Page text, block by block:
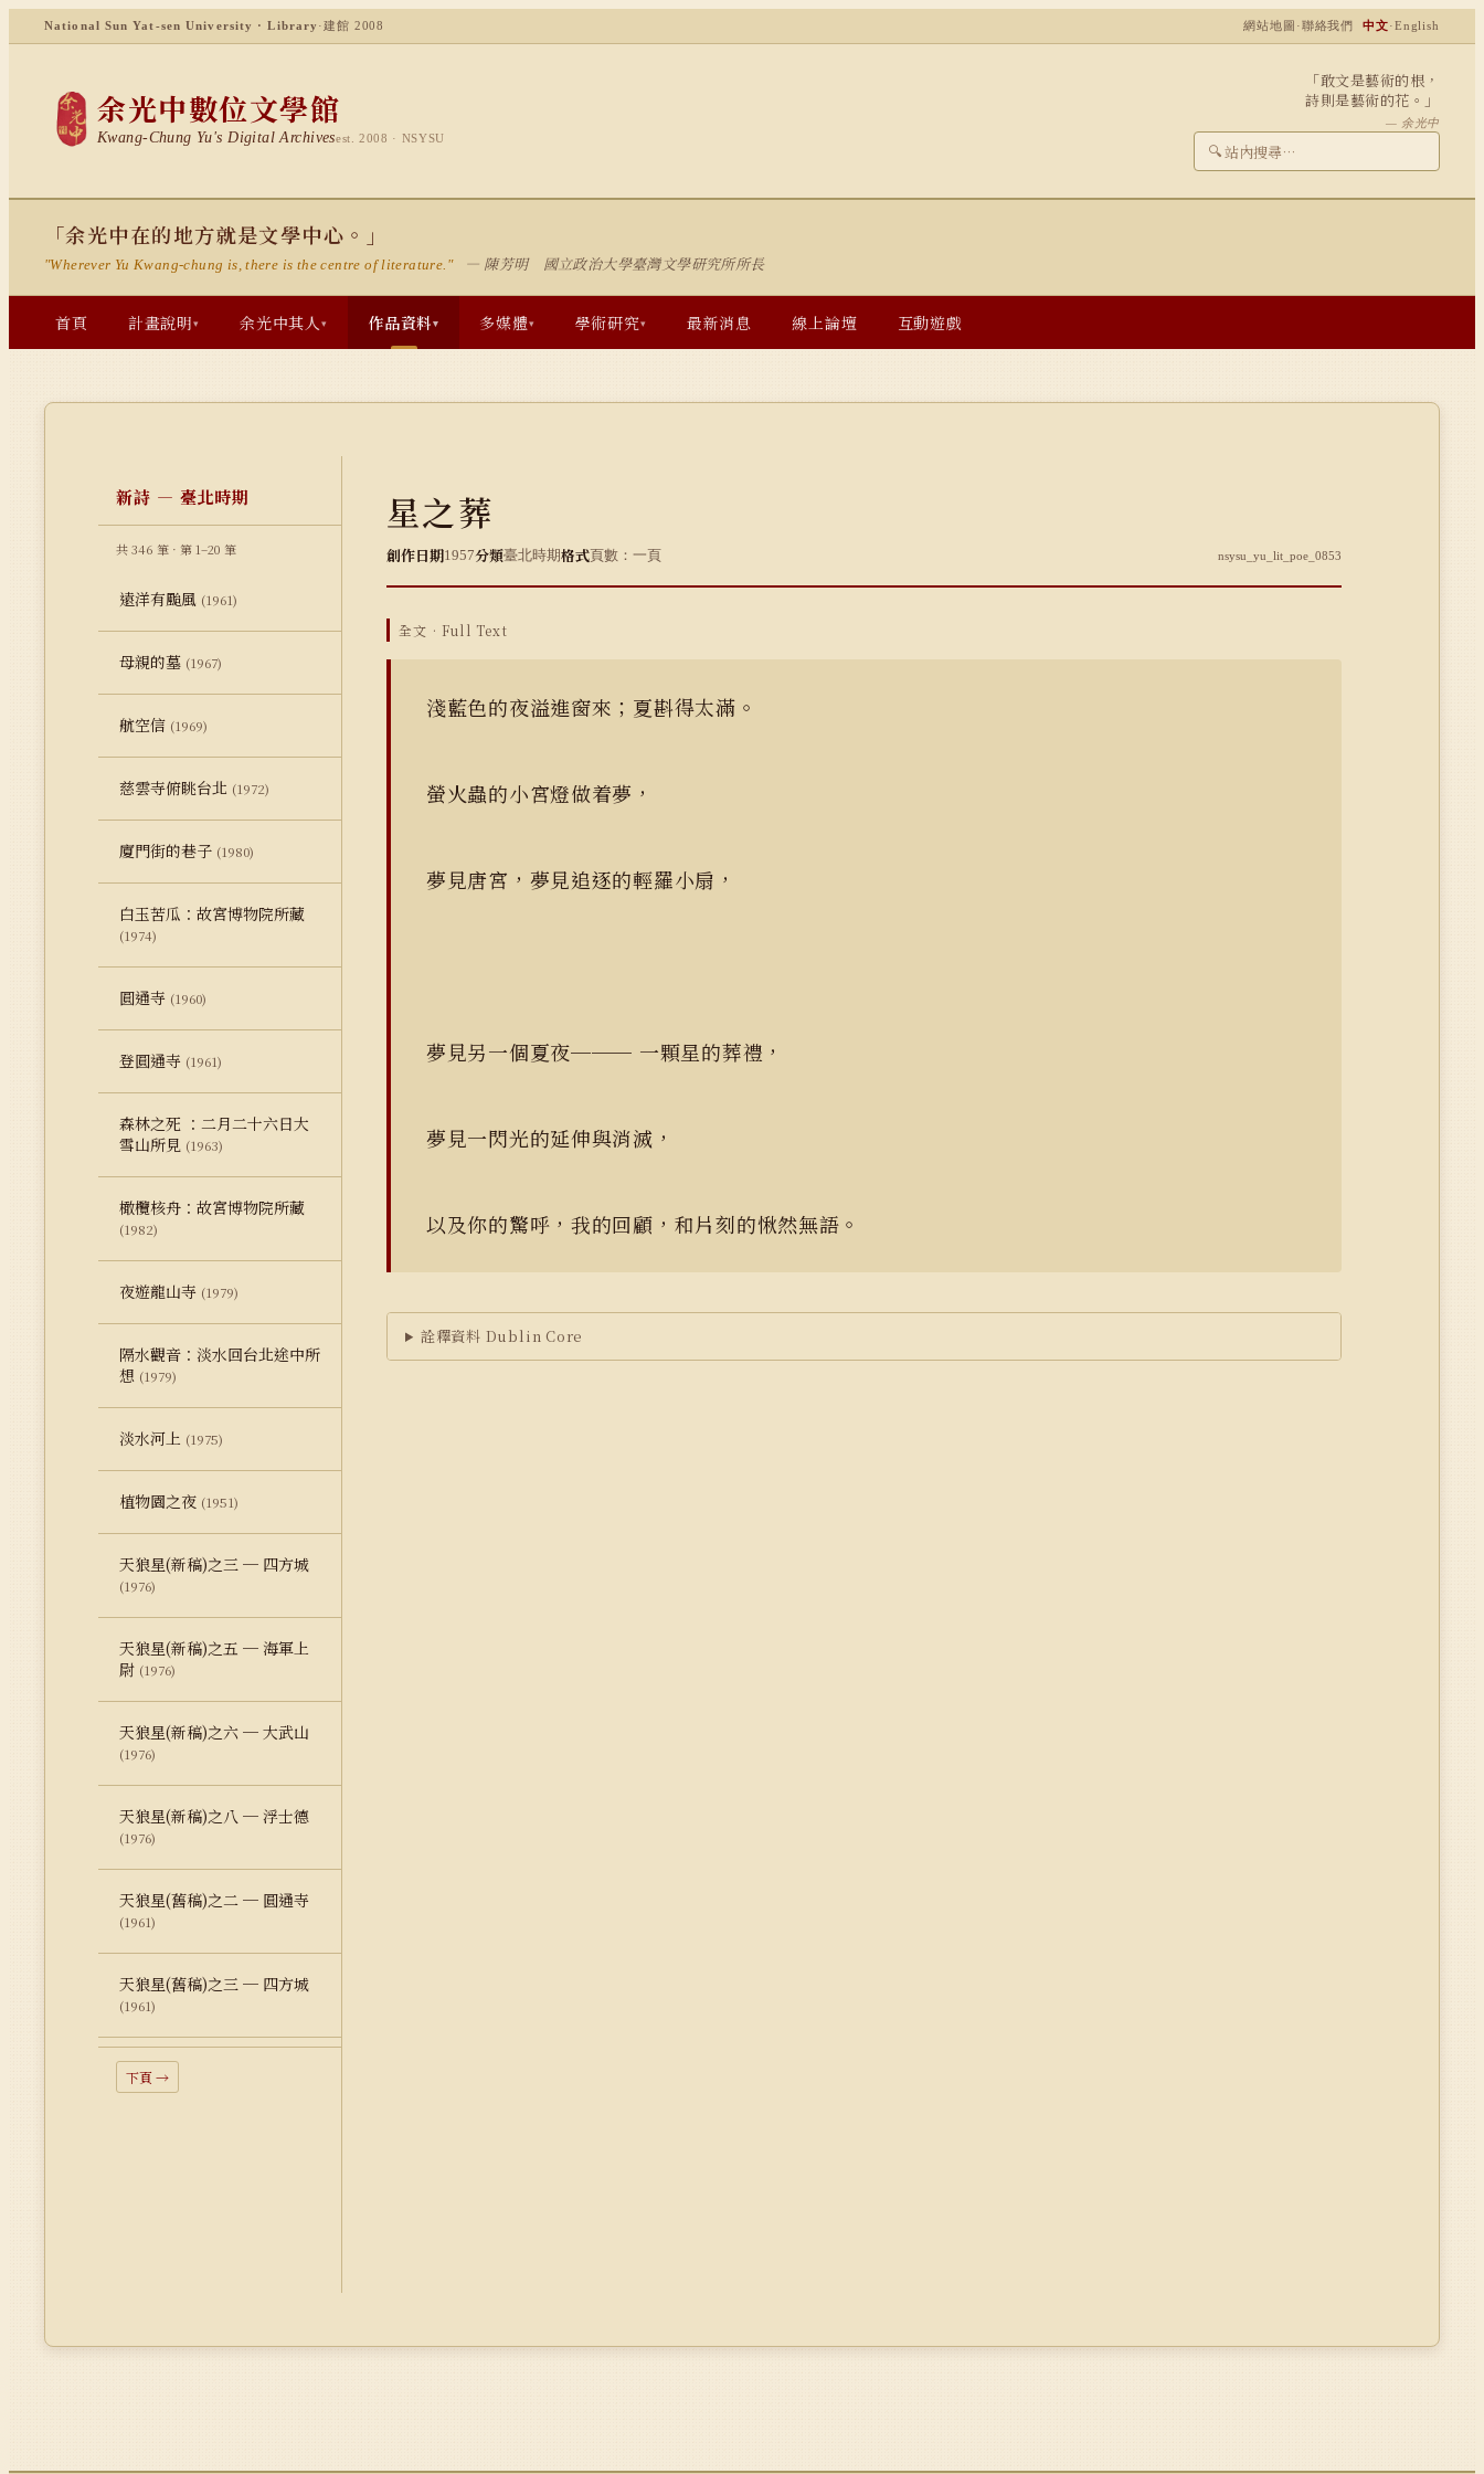
National Sun Yat-sen University · Library ·建館 2008 網站地圖 ·聯絡我們 中文·English
余光中數位文學館
Kwang-Chung Yu's Digital Archivesest. 2008 · NSYSU
「敢文是藝術的根，
詩則是藝術的花。」
— 余光中
🔍
「余光中在的地方就是文學中心。」
"Wherever Yu Kwang-chung is, there is the centre of literature." — 陳芳明 國立政治大學臺灣文學研究所所長
首頁 計畫說明▾ 余光中其人▾ 作品資料▾ 多媒體▾ 學術研究▾ 最新消息 線上論壇 互動遊戲
新詩 — 臺北時期
共 346 筆 · 第 1–20 筆
遠洋有颱風 (1961)
母親的墓 (1967)
航空信 (1969)
慈雲寺俯眺台北 (1972)
廈門街的巷子 (1980)
白玉苦瓜：故宮博物院所藏
(1974)
圓通寺 (1960)
登圓通寺 (1961)
森林之死 ：二月二十六日大
雪山所見 (1963)
橄欖核舟：故宮博物院所藏
(1982)
夜遊龍山寺 (1979)
隔水觀音：淡水回台北途中所
想 (1979)
淡水河上 (1975)
植物園之夜 (1951)
天狼星(新稿)之三 ─ 四方城
(1976)
天狼星(新稿)之五 ─ 海軍上
尉 (1976)
天狼星(新稿)之六 ─ 大武山
(1976)
天狼星(新稿)之八 ─ 浮士德
(1976)
天狼星(舊稿)之二 ─ 圓通寺
(1961)
天狼星(舊稿)之三 ─ 四方城
(1961)
下頁 →
星之葬
創作日期1957分類臺北時期格式頁數：一頁 nsysu_yu_lit_poe_0853
全文 · Full Text
淺藍色的夜溢進窗來；夏斟得太滿。
螢火蟲的小宮燈做着夢，
夢見唐宮，夢見追逐的輕羅小扇，
夢見另一個夏夜─── 一顆星的葬禮，
夢見一閃光的延伸與消滅，
以及你的驚呼，我的回顧，和片刻的愀然無語。
詮釋資料 Dublin Core